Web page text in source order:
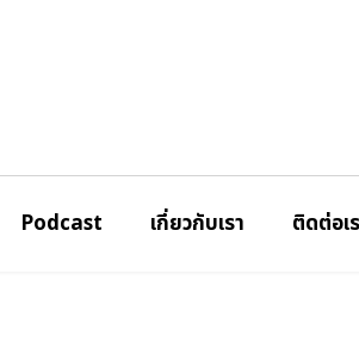
Podcast เกี่ยวกับเรา ติดต่อเ